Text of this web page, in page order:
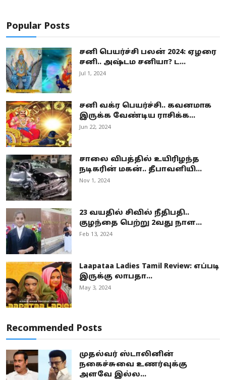
Popular Posts
சனி பெயர்ச்சி பலன் 2024: ஏழரை
சனி.. அஷ்டம சனியா? ட...
Jul 1, 2024
சனி வக்ர பெயர்ச்சி.. கவனமாக
இருக்க வேண்டிய ராசிக்க...
Jun 22, 2024
சாலை விபத்தில் உயிரிழந்த
நடிகரின் மகன்.. தீபாவளியி...
Nov 1, 2024
23 வயதில் சிவில் நீதிபதி..
குழந்தை பெற்று 2வது நாள...
Feb 13, 2024
Laapataa Ladies Tamil Review: எப்படி
இருக்கு லாபதா...
May 3, 2024
Recommended Posts
முதல்வர் ஸ்டாலினின்
நகைச்சுவை உணர்வுக்கு
அளவே இல்ல...